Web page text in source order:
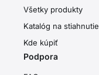
Všetky produkty
Katalóg na stiahnutie
Kde kúpiť
Podpora